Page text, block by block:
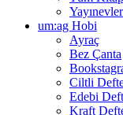
um:ag Hobi
Ayraç
Bez Çanta
Ciltli
Edebi
Kraft